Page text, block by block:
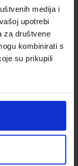
medija i
upotrebi
za društvene
kombinirati s
su prikupili